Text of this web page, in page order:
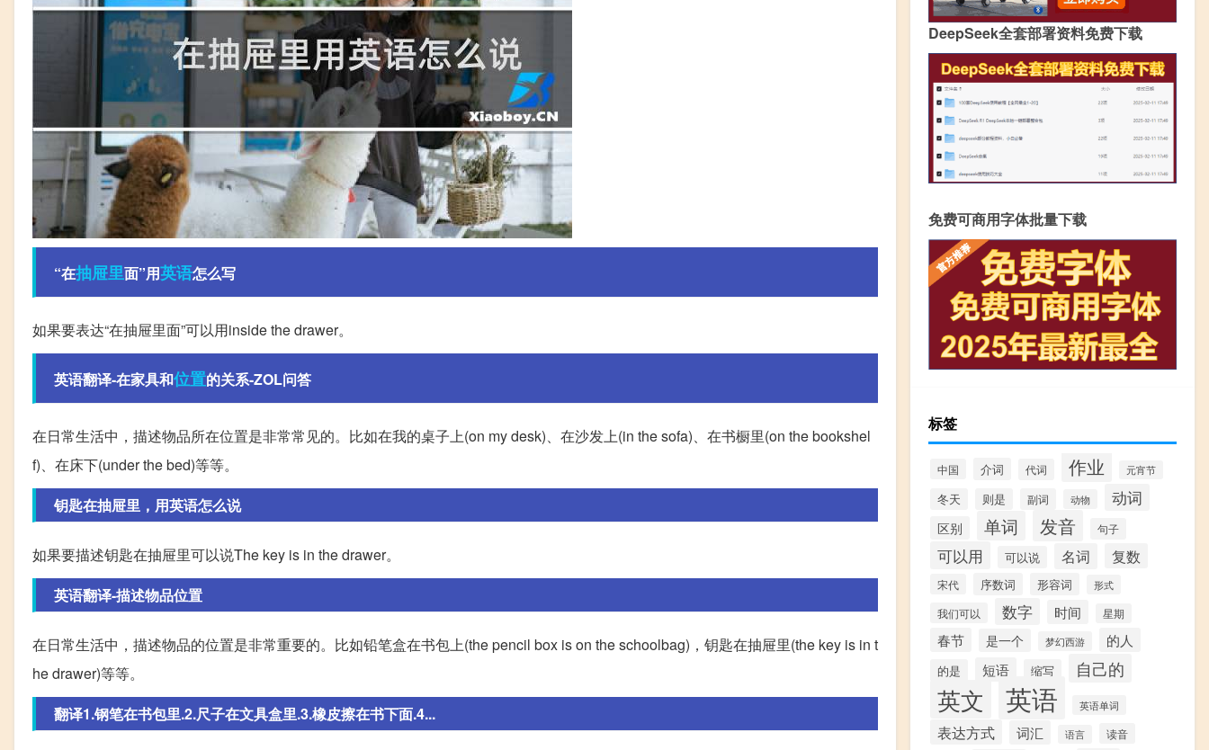
“在抽屉里面”用英语怎么写
如果要表达“在抽屉里面”可以用inside the drawer。
英语翻译-在家具和位置的关系-ZOL问答
在日常生活中，描述物品所在位置是非常常见的。比如在我的桌子上(on my desk)、在沙发上(in the sofa)、在书橱里(on the bookshel
f)、在床下(under the bed)等等。
钥匙在抽屉里，用英语怎么说
如果要描述钥匙在抽屉里可以说The key is in the drawer。
英语翻译-描述物品位置
在日常生活中，描述物品的位置是非常重要的。比如铅笔盒在书包上(the pencil box is on the schoolbag)，钥匙在抽屉里(the key is in t
he drawer)等等。
翻译1.钢笔在书包里.2.尺子在文具盒里.3.橡皮擦在书下面.4...
DeepSeek全套部署资料免费下载
免费可商用字体批量下载
标签
中国 介词 代词 作业 元宵节
冬天 则是 副词 动物 动词
区别 单词 发音 句子
可以用 可以说 名词 复数
宋代 序数词 形容词 形式
我们可以 数字 时间 星期
春节 是一个 梦幻西游 的人
的是 短语 缩写 自己的
英文 英语 英语单词
表达方式 词汇 语言 读音